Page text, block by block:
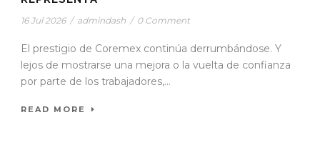
16 Jul 2026 / admindash / 0 Comment
El prestigio de Coremex continúa derrumbándose. Y
lejos de mostrarse una mejora o la vuelta de confianza
por parte de los trabajadores,...
READ MORE